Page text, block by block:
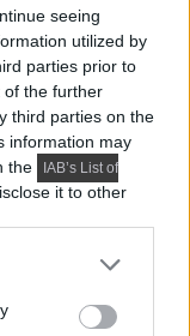
seeing
utilized by
parties prior to
of the further
third parties on the
information may
the
IAB’s List of
it to other
or more Google
You may click to
optimális...